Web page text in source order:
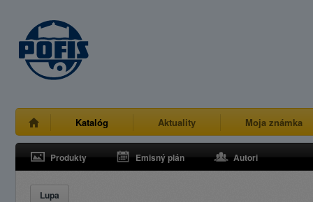
Katalóg Aktuality Moja známka
Produkty Emisný plán Autori
Lupa